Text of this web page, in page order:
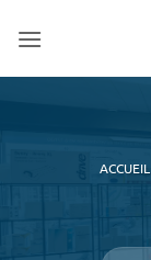
ACCUEIL